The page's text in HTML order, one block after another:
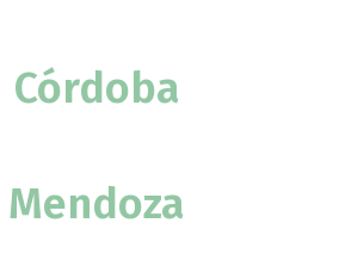
Córdoba
Mendoza